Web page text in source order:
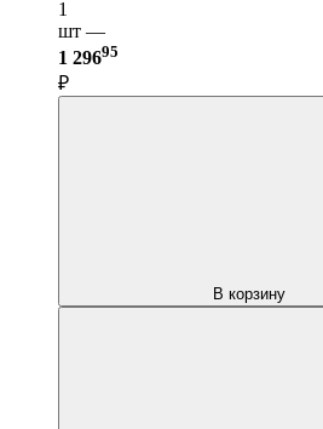
1
шт —
1 29695
₽
В корзину